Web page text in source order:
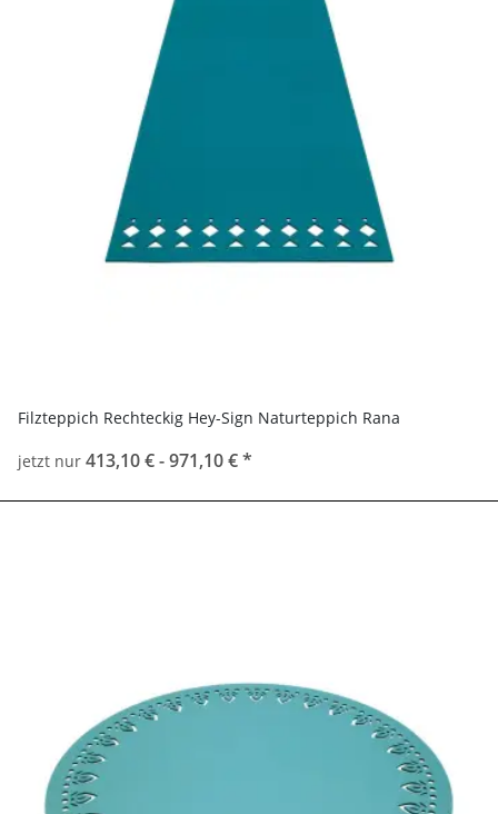
Filzteppich Rechteckig Hey-Sign Naturteppich Rana
jetzt nur 413,10 € -971,10 €*